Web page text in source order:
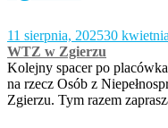
11 sierpnia, 202530
WTZ w Zgierzu
Kolejny spacer po
na rzecz Osób z
Zgierzu. Tym razem